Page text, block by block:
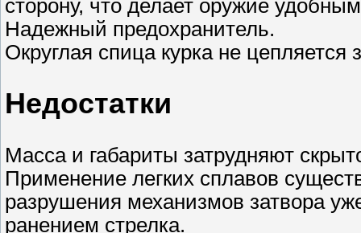
сторону, что делает оружие
Надежный предохранитель.
Округлая спица курка не
Недостатки
Масса и габариты затрудняют
Применение легких сплавов
разрушения механизмов затвора
ранением стрелка.